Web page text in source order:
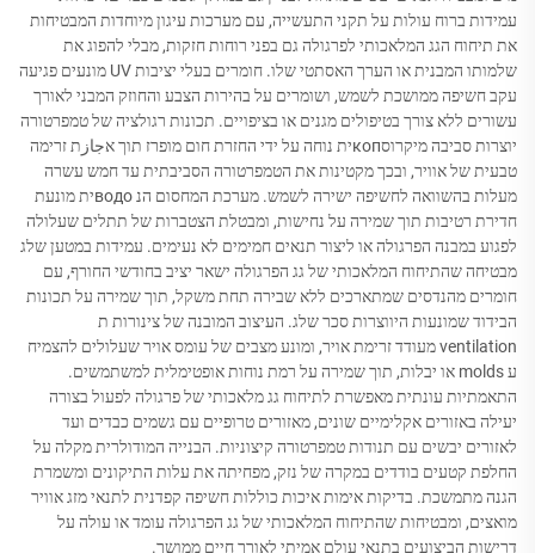
עמידות ברוח עולות על תקני התעשייה, עם מערכות עיגון מיוחדות המבטיחות
את תיחוח הגג המלאכותי לפרגולה גם בפני רוחות חזקות, מבלי להפוג את
שלמותו המבנית או הערך האסתטי שלו. חומרים בעלי יציבות UV מונעים פגיעה
עקב חשיפה ממושכת לשמש, ושומרים על בהירות הצבע והחוזק המבני לאורך
עשורים ללא צורך בטיפולים מגנים או בציפויים. תכונות רגולציה של טמפרטורה
יוצרות סביבה מיקרוסкопית נוחה על ידי החזרת חום מופרז תוך אجازת זרימה
טבעית של אוויר, ובכך מקטינות את הטמפרטורה הסביבתית עד חמש עשרה
מעלות בהשוואה לחשיפה ישירה לשמש. מערכת המחסום הנ водоית מונעת
חדירת רטיבות תוך שמירה על נחישות, ומבטלת הצטברות של תתלים שעלולה
לפגוע במבנה הפרגולה או ליצור תנאים חמימים לא נעימים. עמידות במטען שלג
מבטיחה שהתיחוח המלאכותי של גג הפרגולה ישאר יציב בחודשי החורף, עם
חומרים מהנדסים שמתארכים ללא שבירה תחת משקל, תוך שמירה על תכונות
הבידוד שמונעות היווצרות סכר שלג. העיצוב המובנה של צינורות ת
ventilation מעודד זרימת אויר, ומונע מצבים של עומס אויר שעלולים להצמיח
ע molds או יבלות, תוך שמירה על רמת נוחות אופטימלית למשתמשים.
התאמתיות עונתית מאפשרת לתיחוח גג מלאכותי של פרגולה לפעול בצורה
יעילה באזורים אקלימיים שונים, מאזורים טרופיים עם גשמים כבדים ועד
לאזורים יבשים עם תנודות טמפרטורה קיצוניות. הבנייה המודולרית מקלה על
החלפת קטעים בודדים במקרה של נזק, מפחיתה את עלות התיקונים ומשמרת
הגנה מתמשכת. בדיקות אימות איכות כוללות חשיפה קפדנית לתנאי מזג אוויר
מואצים, ומבטיחות שהתיחוח המלאכותי של גג הפרגולה עומד או עולה על
דרישות הביצועים בתנאי עולם אמיתי לאורך חיים ממושך.